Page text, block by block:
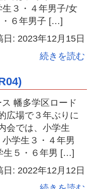
３・４年男子/女
６年男子 […]
日: 2023年12月15日
続きを読む
幡多学区ロード
広場で３年ぶりに
会では、小学生
学生３・４年男
生５・６年男 […]
日: 2022年12月12日